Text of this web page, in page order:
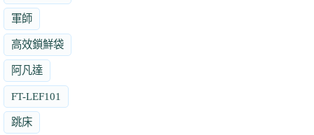
軍師
高效鎖鮮袋
阿凡達
FT-LEF101
跳床